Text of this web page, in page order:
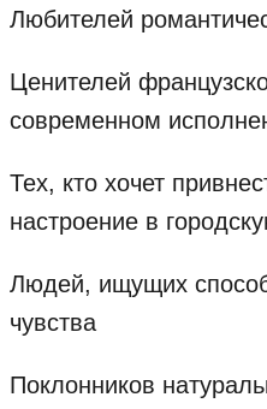
Любителей
Ценителей
современном
Тех, кто хочет
настроение в
Людей, ищущих
чувства
Поклонников